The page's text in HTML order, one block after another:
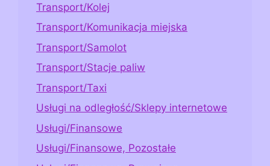
Transport/Kolej
Transport/Komunikacja miejska
Transport/Samolot
Transport/Stacje paliw
Transport/Taxi
Usługi na odległość/Sklepy internetowe
Usługi/Finansowe
Usługi/Finansowe, Pozostałe